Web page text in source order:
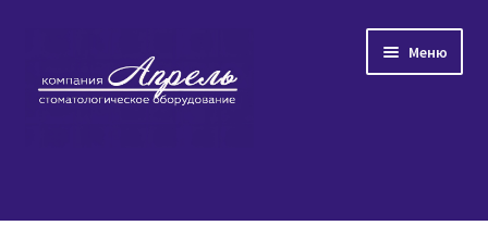
навигации
содержимому
Меню
Главная